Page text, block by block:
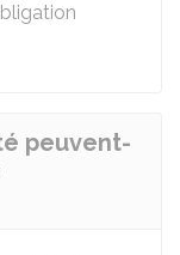
peuvent-